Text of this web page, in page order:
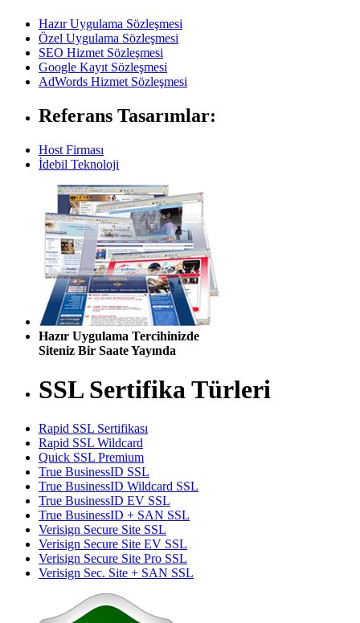
Hazır Uygulama Sözleşmesi
Özel Uygulama Sözleşmesi
SEO Hizmet Sözleşmesi
Google Kayıt Sözleşmesi
AdWords Hizmet Sözleşmesi
Referans Tasarımlar:
Host Firması
İdebil Teknoloji
Hazır Uygulama Tercihinizde
Siteniz Bir Saate Yayında
SSL Sertifika Türleri
Rapid SSL Sertifikası
Rapid SSL Wildcard
Quick SSL Premium
True BusinessID SSL
True BusinessID Wildcard SSL
True BusinessID EV SSL
True BusinessID + SAN SSL
Verisign Secure Site SSL
Verisign Secure Site EV SSL
Verisign Secure Site Pro SSL
Verisign Sec. Site + SAN SSL